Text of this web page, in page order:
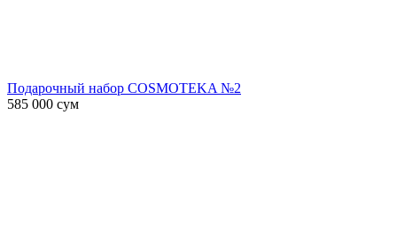
Подарочный набор COSMOTEKA №2
585 000 сум